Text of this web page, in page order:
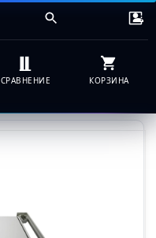
СРАВНЕНИЕ КОРЗИНА